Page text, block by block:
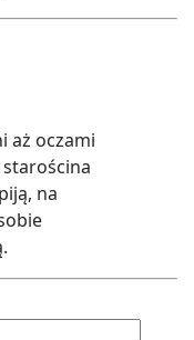
aż oczami
starościna
na